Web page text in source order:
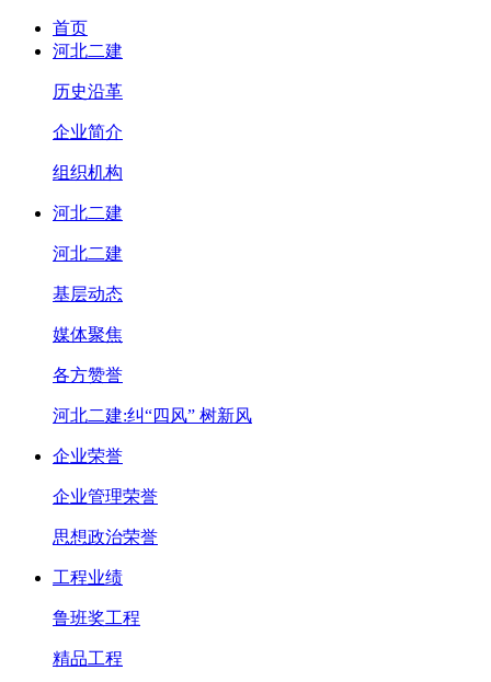
首页
河北二建
历史沿革
企业简介
组织机构
河北二建
河北二建
基层动态
媒体聚焦
各方赞誉
河北二建:纠“四风” 树新风
企业荣誉
企业管理荣誉
思想政治荣誉
工程业绩
鲁班奖工程
精品工程